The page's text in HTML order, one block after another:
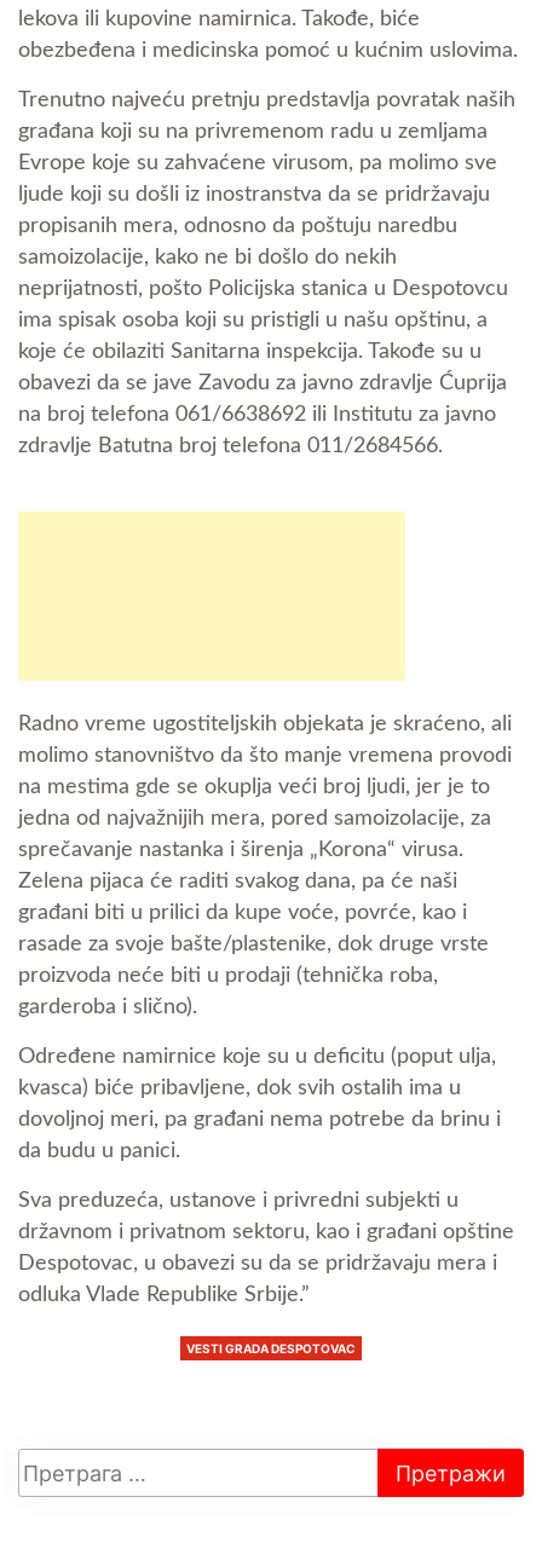
lekova ili kupovine namirnica. Takođe, biće
obezbeđena i medicinska pomoć u kućnim uslovima.
Trenutno najveću pretnju predstavlja povratak naših
građana koji su na privremenom radu u zemljama
Evrope koje su zahvaćene virusom, pa molimo sve
ljude koji su došli iz inostranstva da se pridržavaju
propisanih mera, odnosno da poštuju naredbu
samoizolacije, kako ne bi došlo do nekih
neprijatnosti, pošto Policijska stanica u Despotovcu
ima spisak osoba koji su pristigli u našu opštinu, a
koje će obilaziti Sanitarna inspekcija. Takođe su u
obavezi da se jave Zavodu za javno zdravlje Ćuprija
na broj telefona 061/6638692 ili Institutu za javno
zdravlje Batutna broj telefona 011/2684566.
Radno vreme ugostiteljskih objekata je skraćeno, ali
molimo stanovništvo da što manje vremena provodi
na mestima gde se okuplja veći broj ljudi, jer je to
jedna od najvažnijih mera, pored samoizolacije, za
sprečavanje nastanka i širenja „Korona“ virusa.
Zelena pijaca će raditi svakog dana, pa će naši
građani biti u prilici da kupe voće, povrće, kao i
rasade za svoje bašte/plastenike, dok druge vrste
proizvoda neće biti u prodaji (tehnička roba,
garderoba i slično).
Određene namirnice koje su u deficitu (poput ulja,
kvasca) biće pribavljene, dok svih ostalih ima u
dovoljnoj meri, pa građani nema potrebe da brinu i
da budu u panici.
Sva preduzeća, ustanove i privredni subjekti u
državnom i privatnom sektoru, kao i građani opštine
Despotovac, u obavezi su da se pridržavaju mera i
odluka Vlade Republike Srbije.”
VESTI GRADA DESPOTOVAC